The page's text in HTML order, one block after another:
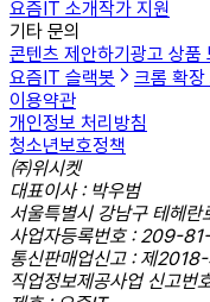
요즘IT 소개작가 지원
기타 문의
콘텐츠 제안하기 광고 상품
요즘IT 슬랙봇
크롬 확장
이용약관
개인정보 처리방침
청소년보호정책
㈜위시켓
대표이사 : 박우범
서울특별시 강남구 테헤
사업자등록번호 : 209-
통신판매업신고 : 제
직업정보제공사업 신고